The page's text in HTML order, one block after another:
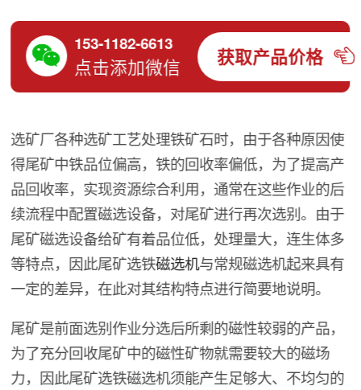
153-1182-6613
点击添加微信 获取产品价格
选矿厂各种选矿工艺处理铁矿石时，由于各种原因使
得尾矿中铁品位偏高，铁的回收率偏低，为了提高产
品回收率，实现资源综合利用，通常在这些作业的后
续流程中配置磁选设备，对尾矿进行再次选别。由于
尾矿磁选设备给矿有着品位低，处理量大，连生体多
等特点，因此尾矿选铁磁选机与常规磁选机起来具有
一定的差异，在此对其结构特点进行简要地说明。
尾矿是前面选别作业分选后所剩的磁性较弱的产品，
为了充分回收尾矿中的磁性矿物就需要较大的磁场
力，因此尾矿选铁磁选机须能产生足够大、不均匀的